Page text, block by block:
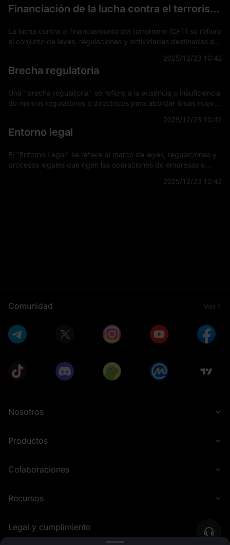
Financiación de la lucha contra el terrorismo (FCT)
La lucha contra el financiamiento del terrorismo (CFT) se refiere
al conjunto de leyes, regulaciones y actividades destinadas a
2025/12/23 10:42
Brecha regulatoria
Una "brecha regulatoria" se refiere a la ausencia o insuficiencia
de marcos regulatorios o directrices para abordar áreas nuevas
2025/12/23 10:42
Entorno legal
El "Entorno Legal" se refiere al marco de leyes, regulaciones y
procesos legales que rigen las operaciones de empresas e
2025/12/23 10:42
Comunidad Más
Nosotros
Productos
Colaboraciones
Recursos
Legal y cumplimiento